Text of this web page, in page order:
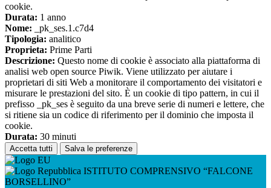
cookie.
Durata: 1 anno
Nome: _pk_ses.1.c7d4
Tipologia: analitico
Proprieta: Prime Parti
Descrizione: Questo nome di cookie è associato alla piattaforma di
analisi web open source Piwik. Viene utilizzato per aiutare i
proprietari di siti Web a monitorare il comportamento dei visitatori e
misurare le prestazioni del sito. È un cookie di tipo pattern, in cui il
prefisso _pk_ses è seguito da una breve serie di numeri e lettere, che
si ritiene sia un codice di riferimento per il dominio che imposta il
cookie.
Durata: 30 minuti
Accetta tutti Salva le preferenze
ISTITUTO COMPRENSIVO “FALCONE
BORSELLINO”